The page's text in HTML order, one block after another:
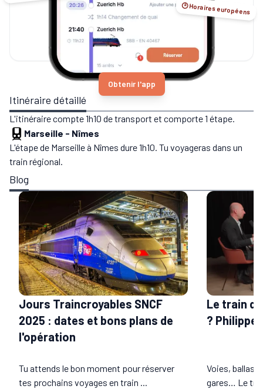
🕑 Horaires européens
Obtenir l'app
Itinéraire détaillé
L'itinéraire compte 1h10 de transport et comporte 1 étape.
Marseille - Nîmes
L'étape de Marseille à Nîmes dure 1h10. Tu voyageras dans un
train régional.
Blog
Jours Traincroyables SNCF
2025 : dates et bons plans de
l'opération
Tu attends le bon moment pour réserver
tes prochains voyages en train ...
Le train
? Philippe
Voies,
gares… Le